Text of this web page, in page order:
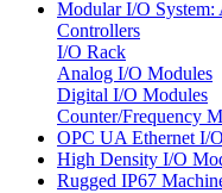
Modular I/O
Controllers
I/O Rack
Analog I/O Modules
Digital I/O Modules
Counter/Frequency
OPC UA Ethernet I/
High Density I/O
Rugged IP67